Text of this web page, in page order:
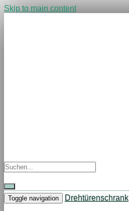
Skip to main content
Toggle navigation Drehtürenschrank